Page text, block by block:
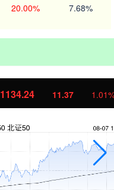
20.00% 7.68%
11.37 1.01%